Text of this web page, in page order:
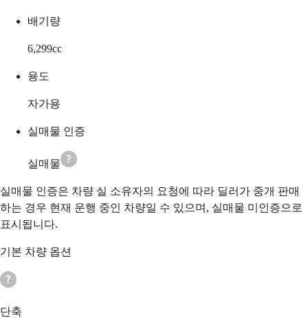
배기량
6,299cc
용도
자가용
실매물 인증
실매물
실매물 인증은 차량 실 소유자의 요청에 따라 딜러가 중개 판매
하는 경우 현재 운행 중인 차량일 수 있으며, 실매물 미인증으로
표시됩니다.
기본 차량 옵션
단축